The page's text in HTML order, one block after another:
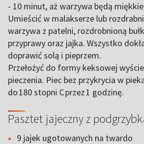
- 10 minut, aż warzywa będą
Umieścić w malakserze lub
warzywa z patelni, rozdrobnioną
przyprawy oraz jajka. Wszystko
doprawić solą i pieprzem.
Przełożyć do formy keksowej
pieczenia. Piec bez przykrycia w
do 180 stopni C przez 1 godzinę.
Pasztet jajeczny z
9 jajek ugotowanych na twardo